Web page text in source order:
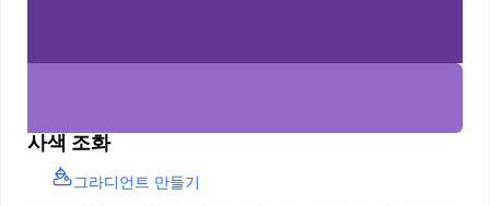
사색 조화
그라디언트 만들기